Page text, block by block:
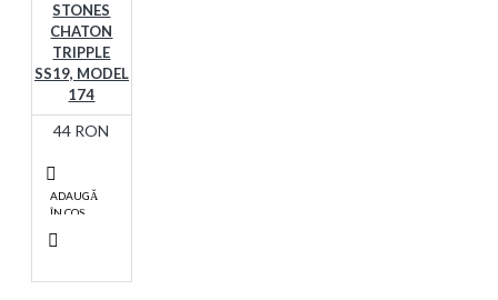
STONES
CHATON
TRIPPLE
SS19, MODEL
174
44 RON
ADAUGĂ
ÎN COŞ